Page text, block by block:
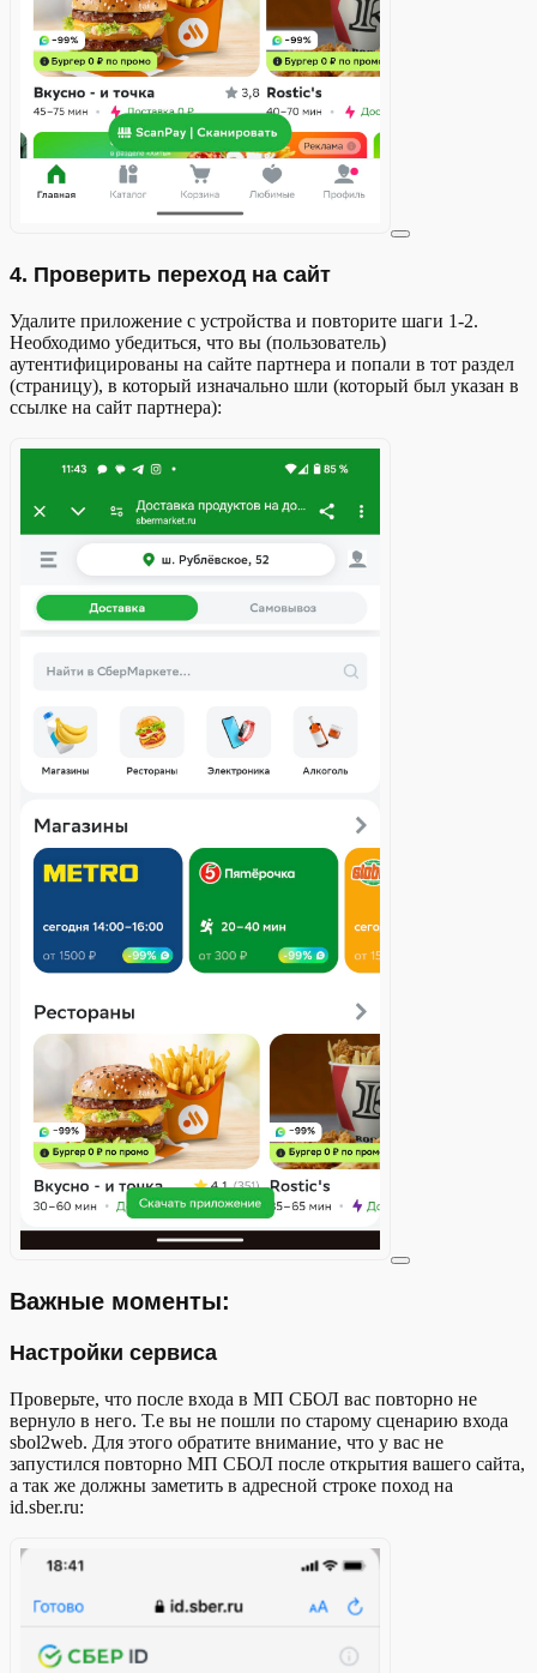
Для iOS
Вставить диплинк в адресную строку и запустите его:
4. Проверить переход на сайт
Удалите приложение с устройства и повторите шаги 1-2.
Необходимо убедиться, что вы (пользователь)
аутентифицированы на сайте партнера и попали в тот раздел
(страницу), в который изначально шли (который был указан в
ссылке на сайт партнера):
Важные моменты:
Настройки сервиса
Проверьте, что после входа в МП СБОЛ вас повторно не
вернуло в него. Т.е вы не пошли по старому сценарию входа
sbol2web. Для этого обратите внимание, что у вас не
запустился повторно МП СБОЛ после открытия вашего сайта,
а так же должны заметить в адресной строке поход на
id.sber.ru: